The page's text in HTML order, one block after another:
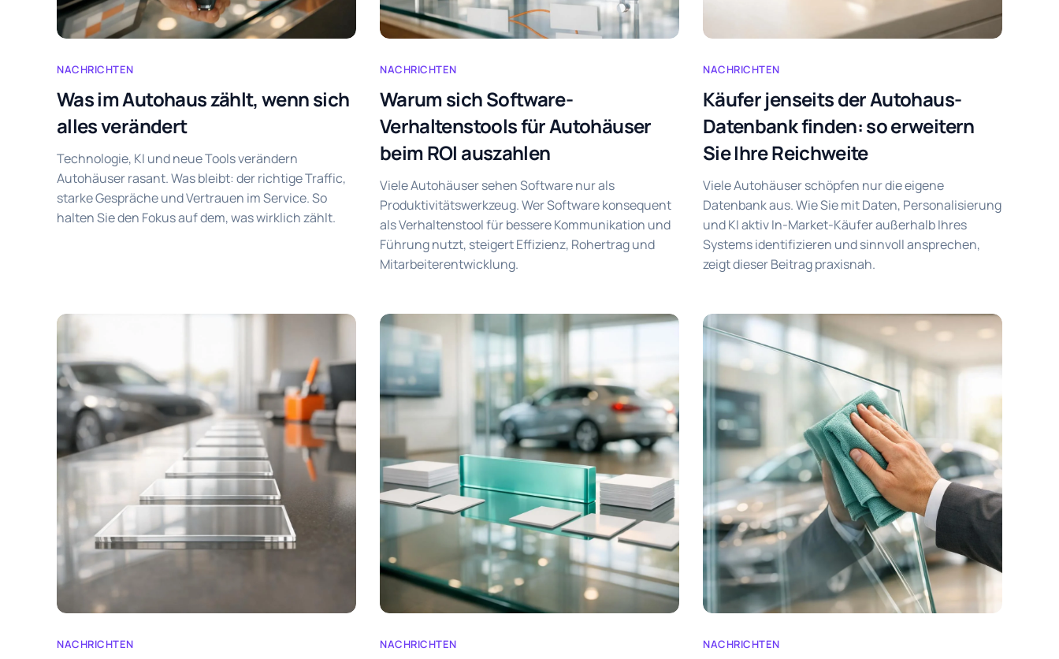
NACHRICHTEN
Was im Autohaus zählt, wenn sich
alles verändert
Technologie, KI und neue Tools verändern
Autohäuser rasant. Was bleibt: der richtige Traffic,
starke Gespräche und Vertrauen im Service. So
halten Sie den Fokus auf dem, was wirklich zählt.
NACHRICHTEN
Warum sich Software-
Verhaltenstools für Autohäuser
beim ROI auszahlen
Viele Autohäuser sehen Software nur als
Produktivitätswerkzeug. Wer Software konsequent
als Verhaltenstool für bessere Kommunikation und
Führung nutzt, steigert Effizienz, Rohertrag und
Mitarbeiterentwicklung.
NACHRICHTEN
Käufer jenseits der Autohaus-
Datenbank finden: so erweitern
Sie Ihre Reichweite
Viele Autohäuser schöpfen nur die eigene
Datenbank aus. Wie Sie mit Daten, Personalisierung
und KI aktiv In-Market-Käufer außerhalb Ihres
Systems identifizieren und sinnvoll ansprechen,
zeigt dieser Beitrag praxisnah.
NACHRICHTEN NACHRICHTEN NACHRICHTEN